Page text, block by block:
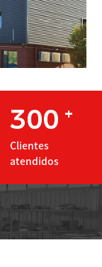
300 +
Clientes
atendidos